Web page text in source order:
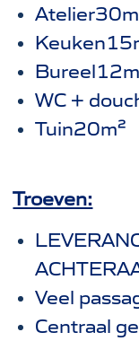
WC +
Tuin20m²
Troeven:
Veel
Centraal